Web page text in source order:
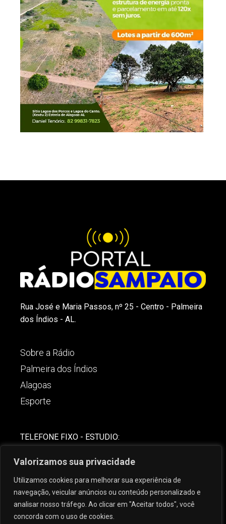
Valorizamos sua privacidade
Utilizamos cookies para melhorar sua experiência de
navegação, veicular anúncios ou conteúdo personalizado e
analisar nosso tráfego. Ao clicar em "Aceitar todos", você
concorda com o uso de cookies.
Rua José e Maria Passos, nº 25 - Centro - Palmeira
dos Índios - AL.
Sobre a Rádio
Palmeira dos Índios
Alagoas
Esporte
TELEFONE FIXO - ESTUDIO:
(82) 99621-8806